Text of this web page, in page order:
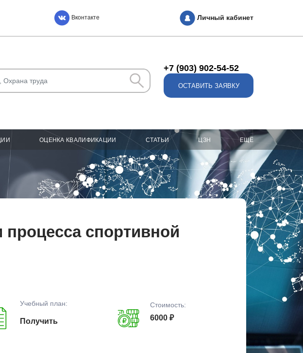
Вконтакте Личный кабинет
+7 (903) 902-54-52
ОСТАВИТЬ ЗАЯВКУ
ОЦЕНКА КВАЛИФИКАЦИИ СТАТЬИ ЦЗН ЕЩЁ
спортивной
Учебный план:
Получить
Стоимость:
6000 ₽